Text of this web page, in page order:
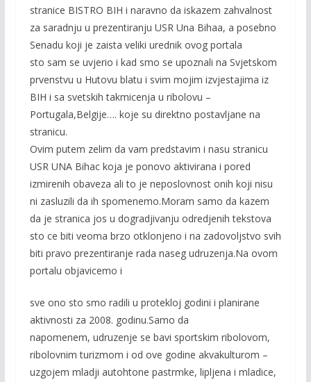
stranice BISTRO BIH i naravno da iskazem zahvalnost
za saradnju u prezentiranju USR Una Bihaa, a posebno
Senadu koji je zaista veliki urednik ovog portala
sto sam se uvjerio i kad smo se upoznali na Svjetskom
prvenstvu u Hutovu blatu i svim mojim izvjestajima iz
BIH i sa svetskih takmicenja u ribolovu –
Portugala,Belgije…. koje su direktno postavljane na
stranicu.
Ovim putem zelim da vam predstavim i nasu stranicu
USR UNA Bihac koja je ponovo aktivirana i pored
izmirenih obaveza ali to je neposlovnost onih koji nisu
ni zasluzili da ih spomenemo.Moram samo da kazem
da je stranica jos u dogradjivanju odredjenih tekstova
sto ce biti veoma brzo otklonjeno i na zadovoljstvo svih
biti pravo prezentiranje rada naseg udruzenja.Na ovom
portalu objavicemo i
sve ono sto smo radili u protekloj godini i planirane
aktivnosti za 2008. godinu.Samo da
napomenem, udruzenje se bavi sportskim ribolovom,
ribolovnim turizmom i od ove godine akvakulturom –
uzgojem mladji autohtone pastrmke, lipljena i mladice,